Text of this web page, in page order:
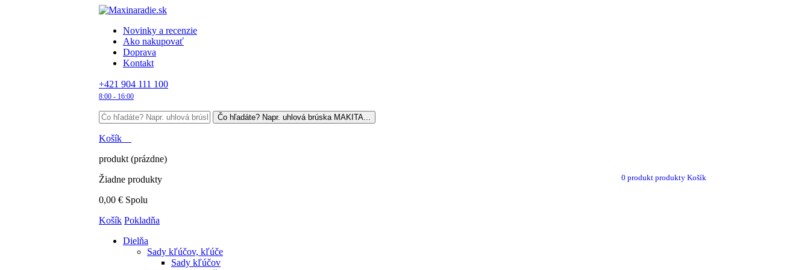
Novinky a recenzie
Ako nakupovať
Doprava
Kontakt
+421 904 111 100
8:00 - 16:00
0 produkt produkty Košík
Košík
produkt (prázdne)
Žiadne produkty
0,00 € Spolu
Košík Pokladňa
Dielňa
Sady kľúčov, kľúče
Sady kľúčov